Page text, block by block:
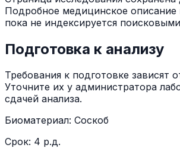
Подробное медицинское описание
пока не индексируется
Подготовка к анализу
Требования к подготовке зависят
Уточните их у администратора
сдачей анализа.
Биоматериал: Соскоб
Срок: 4 р.д.